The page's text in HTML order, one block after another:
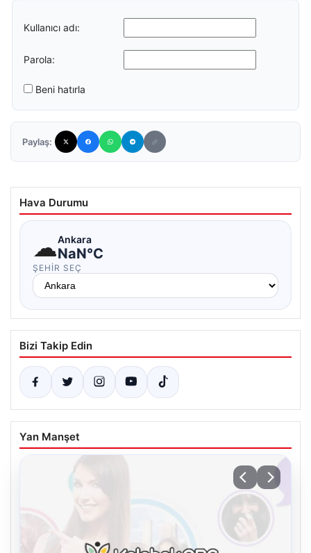
Kullanıcı adı:
Parola:
Beni hatırla
Paylaş:
Hava Durumu
☁Ankara
NaN°C
ŞEHIR SEÇ
Bizi Takip Edin
Yan Manşet